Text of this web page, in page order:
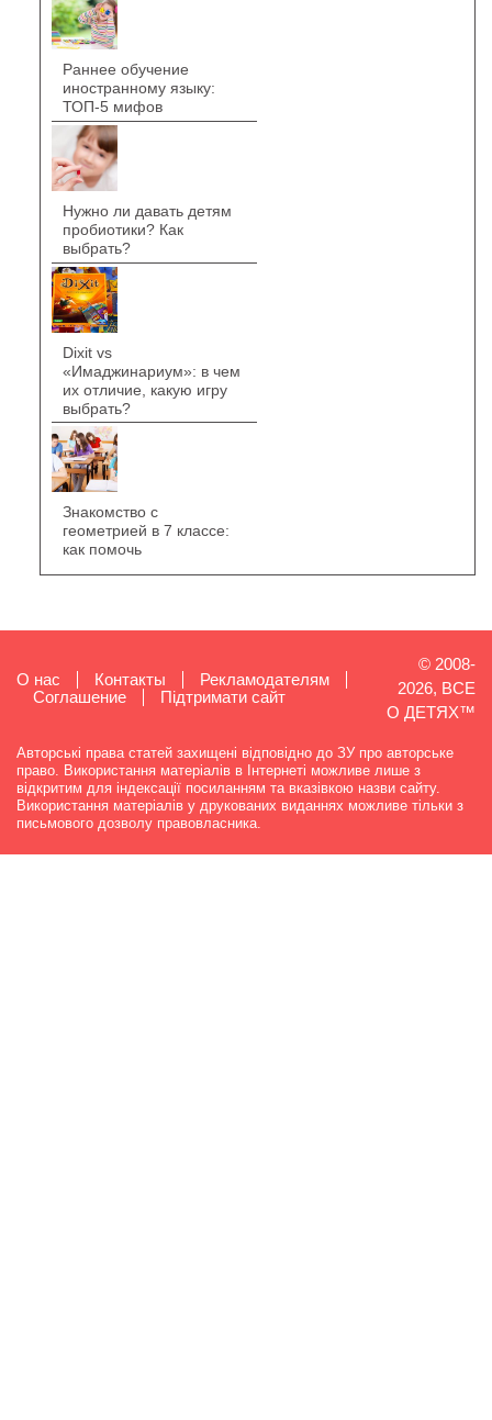
Раннее обучение
иностранному языку:
ТОП-5 мифов
Нужно ли давать детям
пробиотики? Как
выбрать?
Dixit vs
«Имаджинариум»: в чем
их отличие, какую игру
выбрать?
Знакомство с
геометрией в 7 классе:
как помочь
О нас Контакты
Рекламодателям
Cоглашение
Підтримати сайт
© 2008-
2026, ВСЕ
О ДЕТЯХ™
Авторські права статей захищені відповідно до ЗУ про авторське
право. Використання матеріалів в Інтернеті можливе лише з
відкритим для індексації посиланням та вказівкою назви сайту.
Використання матеріалів у друкованих виданнях можливе тільки з
письмового дозволу правовласника.